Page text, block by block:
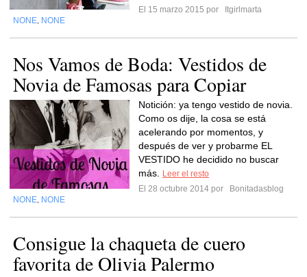
El 15 marzo 2015 por
Itgirlmarta
NONE NONE
Nos Vamos de Boda: Vestidos de
Novia de Famosas para Copiar
Notición: ya tengo vestido de novia.
Como os dije, la cosa se está
acelerando por momentos, y
después de ver y probarme EL
VESTIDO he decidido no buscar
más.
Leer el resto
El 28 octubre 2014 por
Bonitadasblog
NONE NONE
Consigue la chaqueta de cuero
favorita de Olivia Palermo